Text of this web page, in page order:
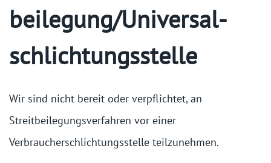
beilegung/Universal­
schlichtungs­stelle
Wir sind nicht bereit oder verpflichtet, an
Streitbeilegungsverfahren vor einer
Verbraucherschlichtungsstelle teilzunehmen.